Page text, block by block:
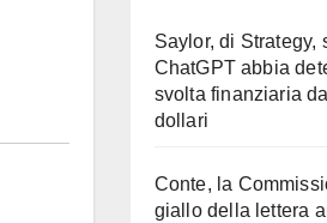
Saylor, di Strategy,
ChatGPT abbia
svolta finanziaria
dollari
Conte, la
giallo della lettera